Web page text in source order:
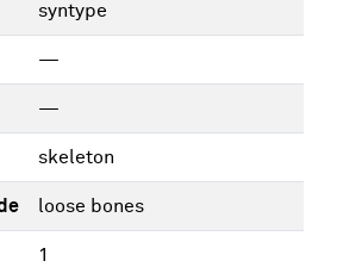
syntype
—
—
skeleton
loose bones
1